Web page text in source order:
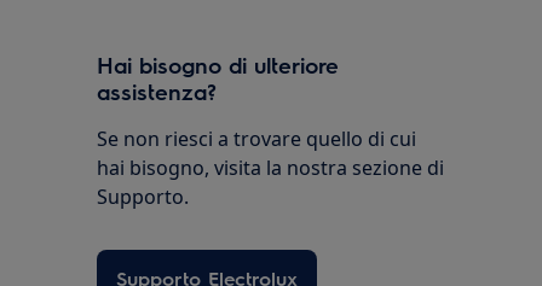
Hai bisogno di ulteriore
assistenza?
Se non riesci a trovare quello di cui
hai bisogno, visita la nostra sezione di
Supporto.
Supporto Electrolux